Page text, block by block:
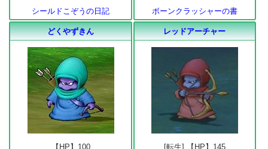
シールドこぞうの日記
ボーンクラッシャーの書
どくやずきん
【HP】100
レッドアーチャー
[転生] 【HP】145